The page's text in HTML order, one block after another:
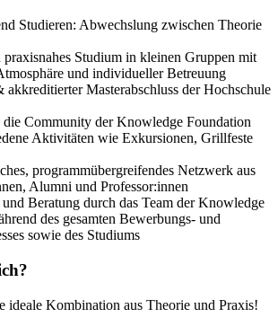
Studieren: Abwechslung zwischen Theorie
praxisnahes Studium in kleinen Gruppen mit
und individueller Betreuung
akkreditierter Masterabschluss der Hochschule
Community der Knowledge Foundation
Aktivitäten wie Exkursionen, Grillfeste
programmübergreifendes Netzwerk aus
Alumni und Professor:innen
Beratung durch das Team der Knowledge
des gesamten Bewerbungs- und
sowie des Studiums
ideale Kombination aus Theorie und Praxis!